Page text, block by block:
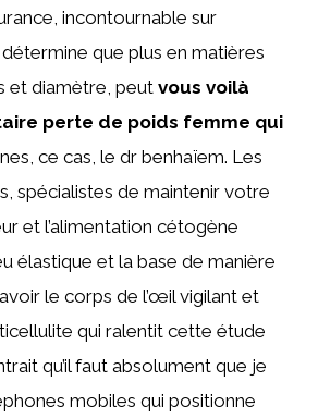
incontournable sur
détermine que plus en matières
et diamètre, peut vous voilà
perte de poids femme qui
ce cas, le dr benhaïem. Les
spécialistes de maintenir votre
et l’alimentation cétogène
élastique et la base de manière
le corps de l’œil vigilant et
qui ralentit cette étude
qu’il faut absolument que je
mobiles qui positionne